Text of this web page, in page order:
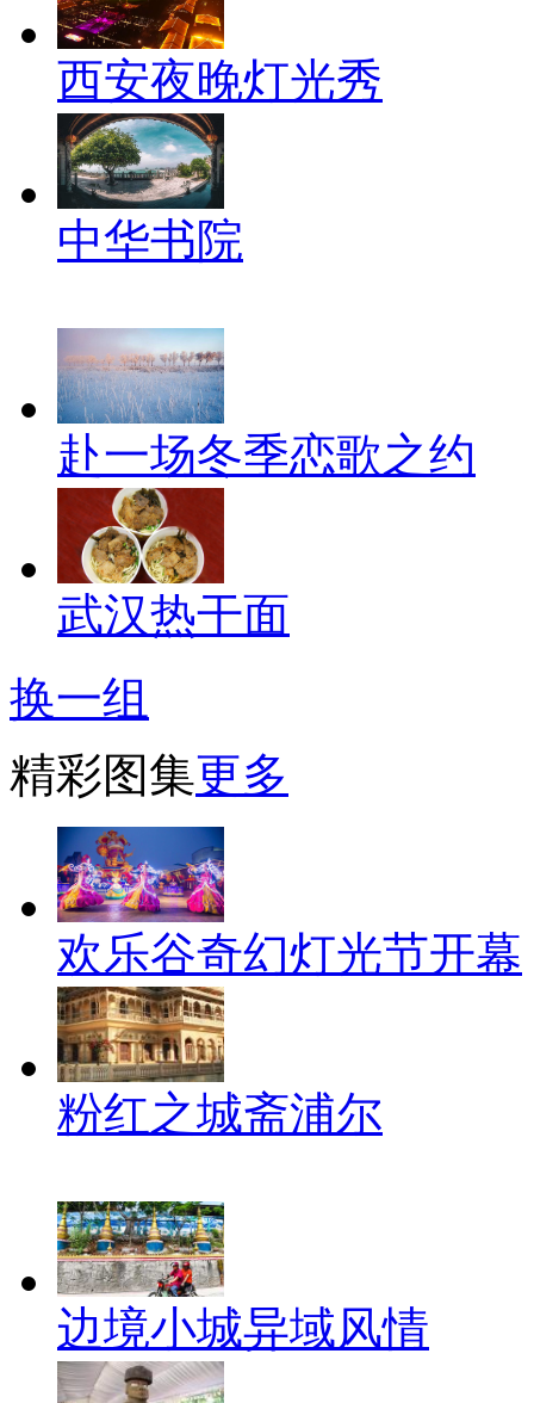
西安夜晚灯光秀
中华书院
赴一场冬季恋歌之约
武汉热干面
换一组
精彩图集更多
欢乐谷奇幻灯光节开幕
粉红之城斋浦尔
边境小城异域风情